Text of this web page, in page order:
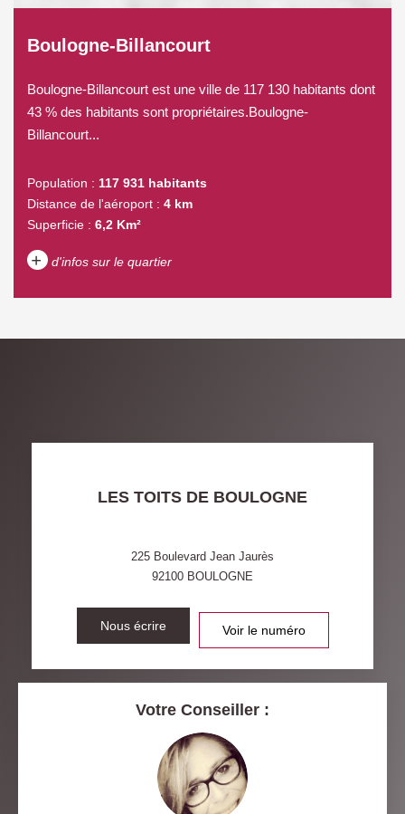
Boulogne-Billancourt
Boulogne-Billancourt est une ville de 117 130 habitants dont
43 % des habitants sont propriétaires.Boulogne-
Billancourt...
Population : 117 931 habitants
Distance de l'aéroport : 4 km
Superficie : 6,2 Km²
+ d'infos sur le quartier
VOITURE
RÉSULTATS DES LYCÉES ECOLES ET CRÈCHES
RESTAURANTS ET CAFÉS COMMERCES
MÉDECINS
LES TOITS DE BOULOGNE
225 Boulevard Jean Jaurès
92100 BOULOGNE
Nous écrire Voir le numéro
Votre Conseiller :